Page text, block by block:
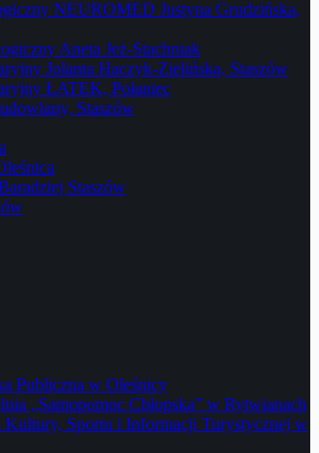
NEUROMED Justyna Grudzińska,
Aneta Jeż-Stachniak
Jolanta Haczyk-Zielińska, Staszów
ŁATEK, Połaniec
Staszów
Staszów
Publiczna w Oleśnicy
„Samopomoc Chłopska” w Rytwianach
Kultury, Sportu i Informacji Turystycznej w